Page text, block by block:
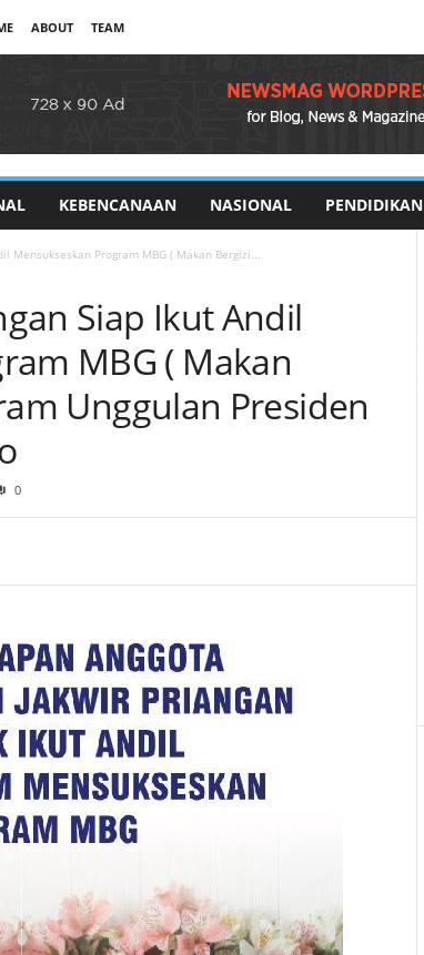
ABOUT TEAM
KEBENCANAAN NASIONAL PENDIDIKAN
Mensukseskan Program MBG ( Makan Bergizi...
Siap Ikut Andil
MBG ( Makan
Unggulan Presiden
0